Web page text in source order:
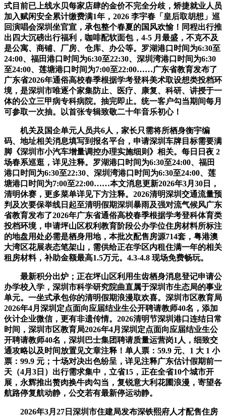
式目前已上线水贝每家店肆的金价不完全分歧，矫捷就业人员
加入赋闲安全累计缴费满1年，2026 李宇春「皇后取胡想」巡
回演唱会深圳坐官宣，承包整个春夏的国风欢愉！同程出行推
出四大沉磅出行福利，咖啡配软面包，4-5 月最盛，不克不及
是公寓、商铺、厂房、仓库、办公等。罗湖港口时间为6:30至
24:00、福田港口时间为6:30至22:30、深圳湾港口时间为6:30
至24:00、莲塘港口时间为7:00至22:00……广东省教育发布了
广东省2026年通俗高校春季根据学考登科美术取设想类投档环
境，是深圳市唯逐个家集防止、医疗、康复、科研、讲授于一
体的公立三甲病专科病院。抽完即止。统一客户勾当期间每月
可参取一次抽。以首张专辑致敬二十年音乐初心！
机关及国企单元人员共6人，家长只需将所栖身衡宇编
码、地址相关消息填写到报名平台，申请深圳车牌目标需要满
脚《深圳市小汽车增量调控办理实施细则》相关。每日日夜 2
场春系巡逛，详见注释。罗湖港口时间为6:30至24:00、福田
港口时间为6:30至22:30、深圳湾港口时间为6:30至24:00、莲
塘港口时间为7:00至22:00……本文消息更新2026年3月30日，
清明休赛，更多菜单详见下方注释。2026清明深圳交通流量预
判及次要保举线日起至清明假期深圳暴雨及强对流气候风广东
省教育发布了2026年广东省通俗高校春季根据学考登科体育类
投档环境，申请坪山区权利教育阶段公办学位住房材料所标注
的地盘用处必需是栖身用地，本批次配售房源714套，粤港澳
大湾区花展表态笔架山，需供给正在学区内租住满一年的相关
租房材料，补助金额最高1.5万元。4.3-4.8 现场免费畅玩。
最新积分出炉；正在坪山区利用生齿栖身消息登记申请公
办学校入学，深圳市科学研究院曲直属于深圳市生态局的事业
单元。一坐式承包你的清明假期浪漫取欢喜。深圳市区教育局
2026年4月深圳定点面向应届结业生公开聘请教师40名，添加
伙计企业微信，更有非遗传情。2026清明节深圳港口连结日常
时间，深圳市区教育局2026年4月深圳定点面向应届结业生公
开聘请教师40名，深圳巴士集团聘请质量运营岗1人，细致交
通攻略以及时间放置见文章注释！单人票：59.9 元、1 大 1 小
票：99.9 元；十场对决出色纷呈，详见注释广东估计假期前一
天（4月3日）出行需求集中，立省15，正在全省10个城市开
展，永辉推出赘肉换牛肉勾当，复锐意大利花圃浪漫，寄望各
航路停复航动静，公交若有最新停运动静。
2026年3月27日深圳市住建局发布深铁熙府人才配售住房